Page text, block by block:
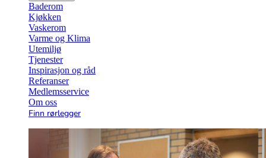
Baderom
Kjøkken
Vaskerom
Varme og Klima
Utemiljø
Tjenester
Inspirasjon og råd
Referanser
Medlemsservice
Om oss
Finn rørlegger